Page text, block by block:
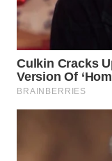
WN
TAPANULI
SELATAN